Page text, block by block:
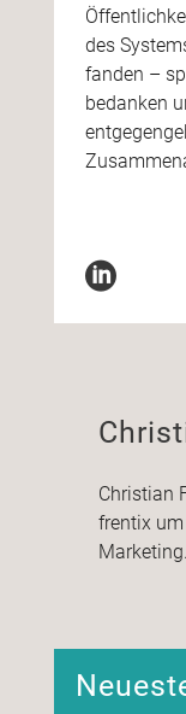
des
fanden –
bedanken
Christian
frentix
Marketing.